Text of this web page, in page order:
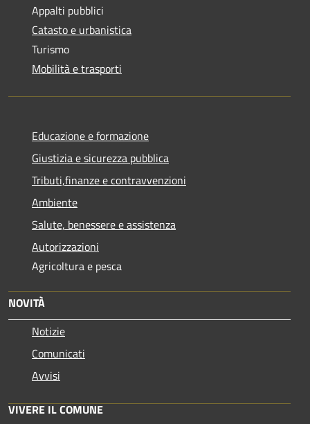
Appalti pubblici
Catasto e urbanistica
Turismo
Mobilità e trasporti
Educazione e formazione
Giustizia e sicurezza pubblica
Tributi,finanze e contravvenzioni
Ambiente
Salute, benessere e assistenza
Autorizzazioni
Agricoltura e pesca
NOVITÀ
Notizie
Comunicati
Avvisi
VIVERE IL COMUNE